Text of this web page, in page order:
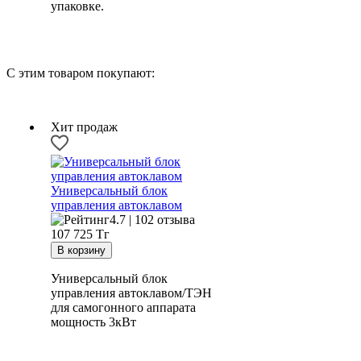
литров стоит брать только тогда, когда вы точно
он подходит. Большинству людей, вероятно, будет
упаковке.
С этим товаром покупают:
Хит продаж
Универсальный блок
управления автоклавом
4.7 | 102 отзыва
107 725 Тг
Универсальный блок
управления автоклавом/ТЭН
для самогонного аппарата
мощность 3кВт